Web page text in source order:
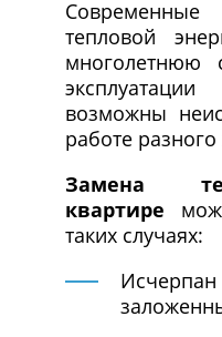
тепловой
многолетнюю
возможны
работе разного
Замена
квартире
таких случаях:
Исчерпан